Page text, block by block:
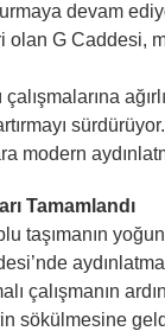
devam
olan G Caddesi,
çalışmalarına
modern
Tamamlandı
taşımanın
çalışmanın
sökülmesine